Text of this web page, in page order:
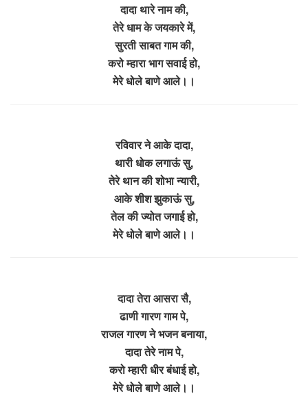
दादा थारे नाम की,
तेरे धाम के जयकारे में,
सुरती साबत गाम की,
करो म्हारा भाग सवाई हो,
मेरे धोले बाणे आले।।
रविवार ने आके दादा,
थारी धोक लगाऊं सु,
तेरे थान की शोभा न्यारी,
आके शीश झुकाऊं सु,
तेल की ज्योत जगाई हो,
मेरे धोले बाणे आले।।
दादा तेरा आसरा सै,
ढाणी गारण गाम पे,
राजल गारण ने भजन बनाया,
दादा तेरे नाम पे,
करो म्हारी धीर बंधाई हो,
मेरे धोले बाणे आले।।